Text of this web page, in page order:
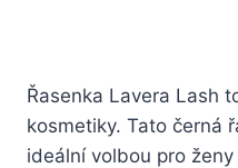
Řasenka Lavera Lash
kosmetiky. Tato černá
ideální volbou pro